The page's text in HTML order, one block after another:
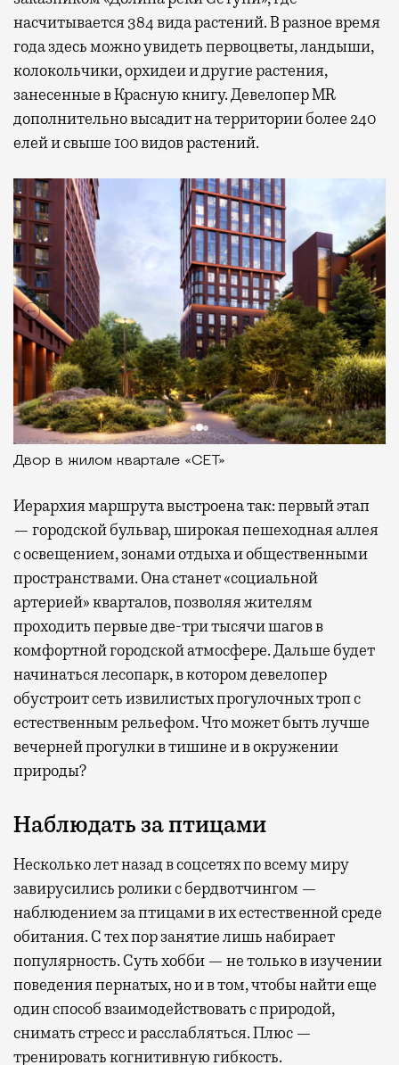
насчитывается 384 вида растений. В разное время
года здесь можно увидеть первоцветы, ландыши,
колокольчики, орхидеи и другие растения,
занесенные в Красную книгу. Девелопер MR
дополнительно высадит на территории более 240
елей и свыше 100 видов растений.
Двор в жилом квартале «СЕТ»
Иерархия маршрута выстроена так: первый этап
— городской бульвар, широкая пешеходная аллея
с освещением, зонами отдыха и общественными
пространствами. Она станет «социальной
артерией» кварталов, позволяя жителям
проходить первые две-три тысячи шагов в
комфортной городской атмосфере. Дальше будет
начинаться лесопарк, в котором девелопер
обустроит сеть извилистых прогулочных троп с
естественным рельефом. Что может быть лучше
вечерней прогулки в тишине и в окружении
природы?
Наблюдать за птицами
Несколько лет назад в соцсетях по всему миру
завирусились ролики с бердвотчингом —
наблюдением за птицами в их естественной среде
обитания. С тех пор занятие лишь набирает
популярность. Суть хобби — не только в изучении
поведения пернатых, но и в том, чтобы найти еще
один способ взаимодействовать с природой,
снимать стресс и расслабляться. Плюс —
тренировать когнитивную гибкость.